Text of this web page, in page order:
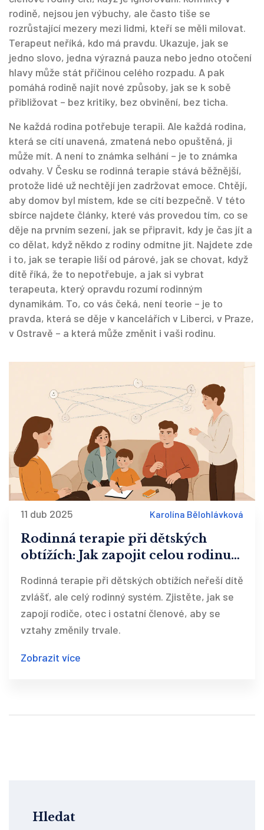
rodině, nejsou jen výbuchy, ale často tiše se
rozrůstající mezery mezi lidmi, kteří se měli milovat.
Terapeut neříká, kdo má pravdu. Ukazuje, jak se
jedno slovo, jedna výrazná pauza nebo jedno otočení
hlavy může stát příčinou celého rozpadu. A pak
pomáhá rodině najít nové způsoby, jak se k sobě
přibližovat – bez kritiky, bez obvinění, bez ticha.
Ne každá rodina potřebuje terapii. Ale každá rodina,
která se cítí unavená, zmatená nebo opuštěná, ji
může mít. A není to známka selhání – je to známka
odvahy. V Česku se rodinná terapie stává běžnější,
protože lidé už nechtějí jen zadržovat emoce. Chtějí,
aby domov byl místem, kde se cítí bezpečně. V této
sbírce najdete články, které vás provedou tím, co se
děje na prvním sezení, jak se připravit, kdy je čas jít a
co dělat, když někdo z rodiny odmítne jít. Najdete zde
i to, jak se terapie liší od párové, jak se chovat, když
dítě říká, že to nepotřebuje, a jak si vybrat
terapeuta, který opravdu rozumí rodinným
dynamikám. To, co vás čeká, není teorie – je to
pravda, která se děje v kancelářích v Liberci, v Praze,
v Ostravě – a která může změnit i vaši rodinu.
11 dub 2025 Karolína Bělohlávková
Rodinná terapie při dětských
obtížích: Jak zapojit celou rodinu
Rodinná terapie při dětských obtížích neřeší dítě
zvlášť, ale celý rodinný systém. Zjistěte, jak se
zapojí rodiče, otec i ostatní členové, aby se
vztahy změnily trvale.
Zobrazit více
Hledat